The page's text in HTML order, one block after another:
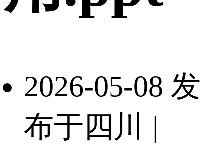
2026-05-08 发
布于四川
|